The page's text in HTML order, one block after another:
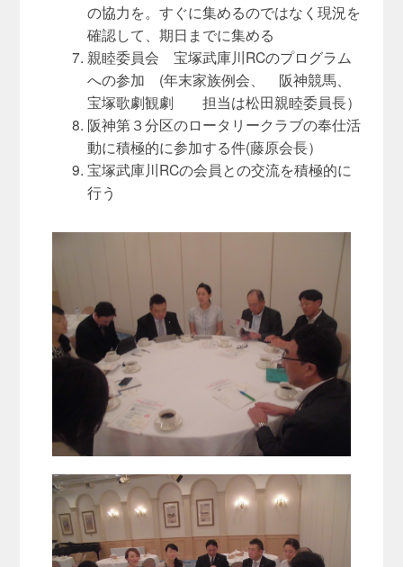
の協力を。すぐに集めるのではなく現況を
確認して、期日までに集める
親睦委員会 宝塚武庫川RCのプログラム
への参加 (年末家族例会、 阪神競馬、
宝塚歌劇観劇 担当は松田親睦委員長）
阪神第３分区のロータリークラブの奉仕活
動に積極的に参加する件(藤原会長）
宝塚武庫川RCの会員との交流を積極的に
行う